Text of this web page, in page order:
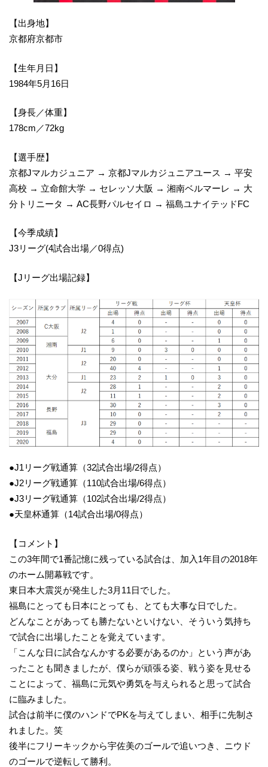
【出身地】
京都府京都市
【生年月日】
1984年5月16日
【身長／体重】
178cm／72kg
【選手歴】
京都Jマルカジュニア → 京都Jマルカジュニアユース → 平安
高校 → 立命館大学 → セレッソ大阪 → 湘南ベルマーレ → 大
分トリニータ → AC長野パルセイロ → 福島ユナイテッドFC
【今季成績】
J3リーグ(4試合出場／0得点)
【Jリーグ出場記録】
●J1リーグ戦通算（32試合出場/2得点）
●J2リーグ戦通算（110試合出場/6得点）
●J3リーグ戦通算（102試合出場/2得点）
●天皇杯通算（14試合出場/0得点）
【コメント】
この3年間で1番記憶に残っている試合は、加入1年目の2018年
のホーム開幕戦です。
東日本大震災が発生した3月11日でした。
福島にとっても日本にとっても、とても大事な日でした。
どんなことがあっても勝たないといけない、そういう気持ち
で試合に出場したことを覚えています。
「こんな日に試合なんかする必要があるのか」という声があ
ったことも聞きましたが、僕らが頑張る姿、戦う姿を見せる
ことによって、福島に元気や勇気を与えられると思って試合
に臨みました。
試合は前半に僕のハンドでPKを与えてしまい、相手に先制さ
れました。笑
後半にフリーキックから宇佐美のゴールで追いつき、ニウド
のゴールで逆転して勝利。